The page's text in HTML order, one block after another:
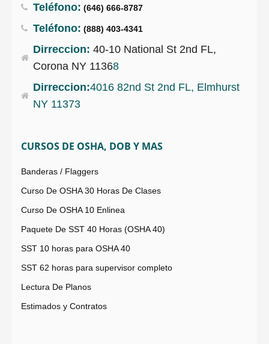
Teléfono: (646) 666-8787
Teléfono: (888) 403-4341
Dirreccion: 40-10 National St 2nd FL,
Corona NY 11368
Dirreccion:4016 82nd St 2nd FL, Elmhurst
NY 11373
CURSOS DE OSHA, DOB Y MAS
Banderas / Flaggers
Curso De OSHA 30 Horas De Clases
Curso De OSHA 10 Enlinea
Paquete De SST 40 Horas (OSHA 40)
SST 10 horas para OSHA 40
SST 62 horas para supervisor completo
Lectura De Planos
Estimados y Contratos